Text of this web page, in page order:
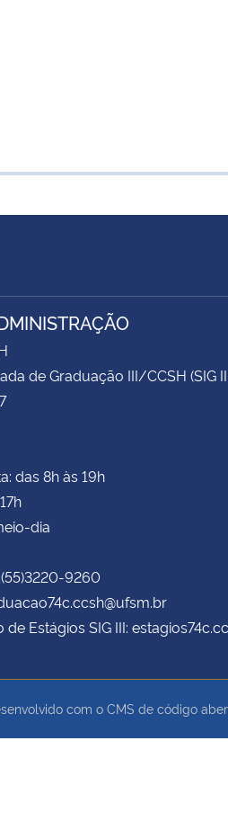
de Graduação III/CCSH (SIG
das 8h às 19h
dia
9260
Estágios SIG III:
com o CMS de código